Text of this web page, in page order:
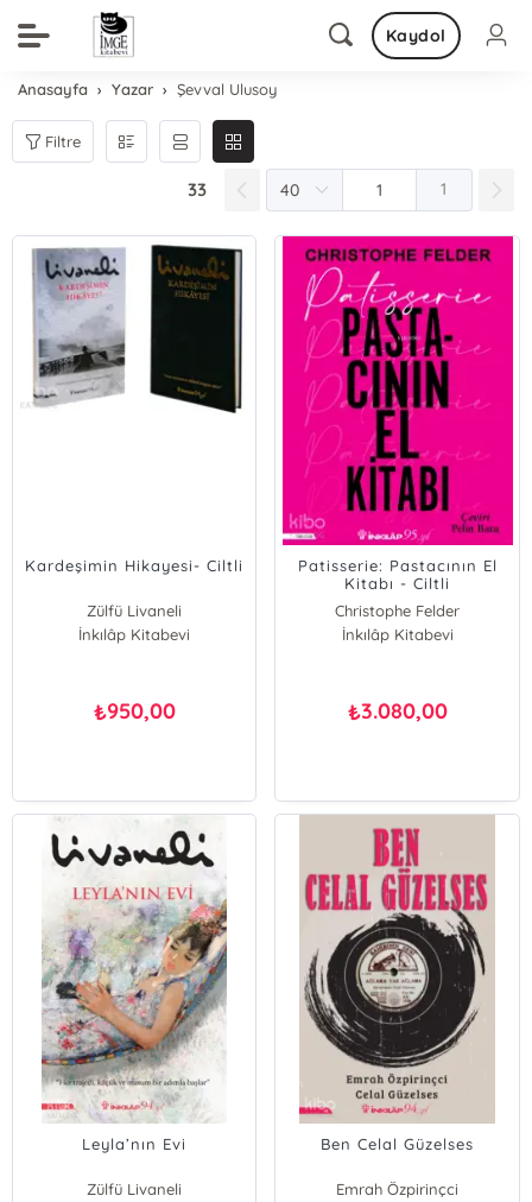
Kaydol
Anasayfa Yazar Şevval Ulusoy
Filtre
33 1
Kardeşimin Hikayesi- Ciltli
Zülfü Livaneli
İnkılâp Kitabevi
₺950,00
Patisserie: Pastacının El
Kitabı - Ciltli
Christophe Felder
İnkılâp Kitabevi
₺3.080,00
Leyla’nın Evi
Zülfü Livaneli
Ben Celal Güzelses
Emrah Özpirinçci